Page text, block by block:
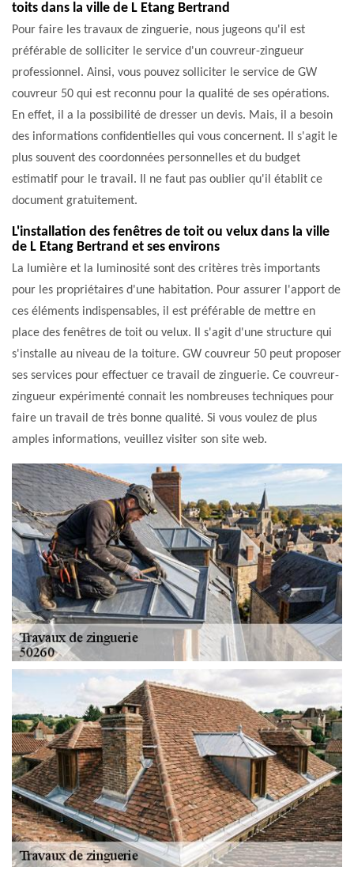
toits dans la ville de L Etang Bertrand
Pour faire les travaux de zinguerie, nous jugeons qu'il est
préférable de solliciter le service d'un couvreur-zingueur
professionnel. Ainsi, vous pouvez solliciter le service de GW
couvreur 50 qui est reconnu pour la qualité de ses opérations.
En effet, il a la possibilité de dresser un devis. Mais, il a besoin
des informations confidentielles qui vous concernent. Il s'agit le
plus souvent des coordonnées personnelles et du budget
estimatif pour le travail. Il ne faut pas oublier qu'il établit ce
document gratuitement.
L'installation des fenêtres de toit ou velux dans la ville
de L Etang Bertrand et ses environs
La lumière et la luminosité sont des critères très importants
pour les propriétaires d'une habitation. Pour assurer l'apport de
ces éléments indispensables, il est préférable de mettre en
place des fenêtres de toit ou velux. Il s'agit d'une structure qui
s'installe au niveau de la toiture. GW couvreur 50 peut proposer
ses services pour effectuer ce travail de zinguerie. Ce couvreur-
zingueur expérimenté connait les nombreuses techniques pour
faire un travail de très bonne qualité. Si vous voulez de plus
amples informations, veuillez visiter son site web.